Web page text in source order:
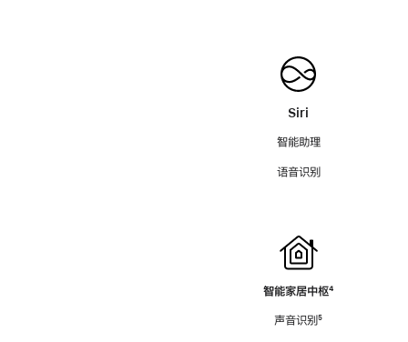
Siri
智能助理
语音识别
智能家居中枢脚
⁴
声音识别脚
⁵